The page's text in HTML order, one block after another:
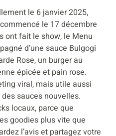
le 6 janvier 2025,
le 17 décembre
ont fait le show, le Menu
d’une sauce Bulgogi
Rose, un burger au
épicée et pain rose.
viral, mais utile aussi
sauces nouvelles.
locaux, parce que
goodies plus vite que
l’avis et partagez votre